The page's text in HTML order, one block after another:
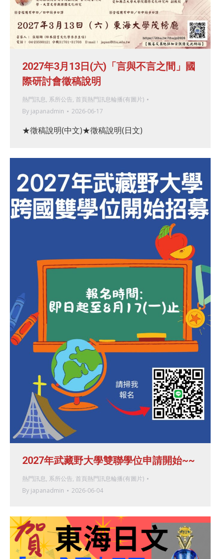
2027年3月13日(六)「言與不言之間」國
際研討會徵稿說明
熱門訊息, 系所公告, 首頁熱門訊息輪播(有圖片)
By japanadmin 2026-06-17
★徵稿說明(中文)★徵稿說明(日文)
2027年武藏野大學雙聯學位申請開始~~
熱門訊息, 系所公告, 首頁熱門訊息輪播(有圖片)
By japanadmin 2026-06-04